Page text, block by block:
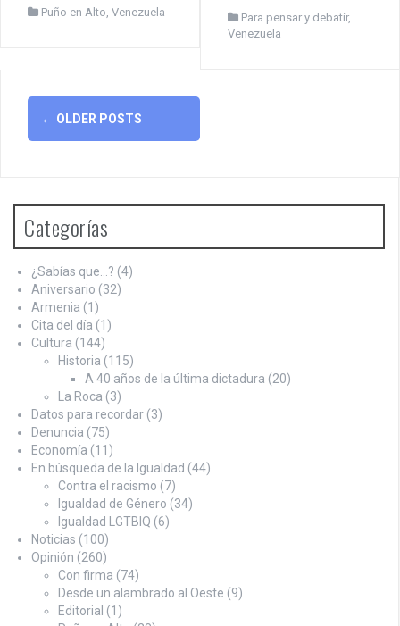
Puño en Alto Venezuela Para pensar y debatir,
Venezuela
Posts
navigation
← OLDER POSTS
Categorías
¿Sabías que…? (4)
Aniversario (32)
Armenia (1)
Cita del día (1)
Cultura (144)
Historia (115)
A 40 años de la última dictadura (20)
La Roca (3)
Datos para recordar (3)
Denuncia (75)
Economía (11)
En búsqueda de la Igualdad (44)
Contra el racismo (7)
Igualdad de Género (34)
Igualdad LGTBIQ (6)
Noticias (100)
Opinión (260)
Con firma (74)
Desde un alambrado al Oeste (9)
Editorial (1)